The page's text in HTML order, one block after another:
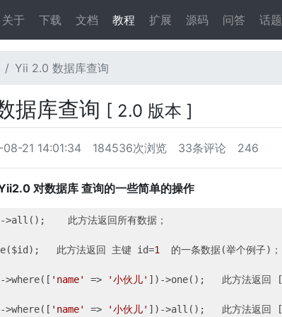
关于 下载 文档 教程 扩展 源码 问答 话题
Yii 2.0 数据库查询
据库查询 [ 2.0 版本 ]
08-21 14:01:34 184536次浏览 33条评论 246
对数据库 查询的一些简单的操作
此方法返回所有数据；
此方法返回 主键 id=1
  的一条数据(举个例子)；
'name' => '小伙儿' ])->one();   此方法返回 [
'name' => '小伙儿' ])->all();   此方法返回 [